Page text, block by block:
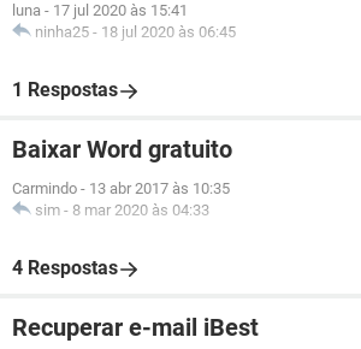
luna - 17 jul 2020 às 15:41
ninha25 - 18 jul 2020 às 06:45
1 Respostas
Baixar Word gratuito
Carmindo - 13 abr 2017 às 10:35
sim - 8 mar 2020 às 04:33
4 Respostas
Recuperar e-mail iBest